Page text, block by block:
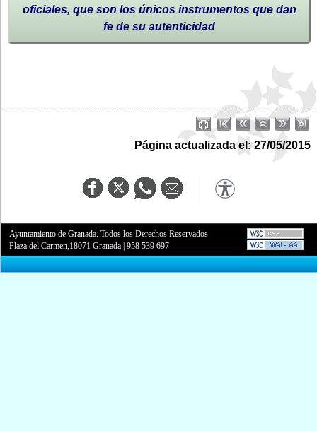
oficiales, que son los únicos instrumentos que dan
fe de su autenticidad
Página actualizada el: 27/05/2015
Ayuntamiento de Granada. Todos los Derechos Reservados.
Plaza del Carmen,18071 Granada |958 539 697